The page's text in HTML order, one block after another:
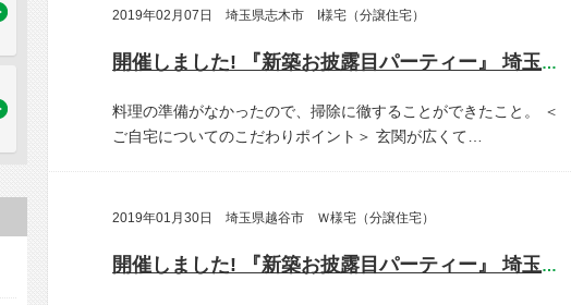
2019年02月07日 埼玉県志木市 I様宅（分譲住宅）
開催しました! 『新築お披露目パーティー』 埼玉県志木市 I様宅
料理の準備がなかったので、掃除に徹することができたこと。
＜
ご自宅についてのこだわりポイント＞ 玄関が広くて…
2019年01月30日 埼玉県越谷市 Ｗ様宅（分譲住宅）
開催しました! 『新築お披露目パーティー』 埼玉県越谷市 W様宅